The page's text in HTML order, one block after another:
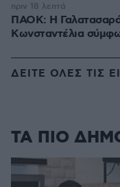
ΠΑΟΚ: Η
Κωνσταντέλια
πριν 18 λεπτά
ΔΕΙΤΕ ΟΛΕΣ ΤΙΣ
ΤΑ ΠΙΟ